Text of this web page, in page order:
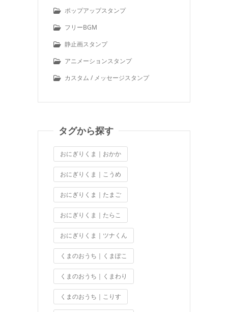
ポップアップスタンプ
フリーBGM
静止画スタンプ
アニメーションスタンプ
カスタム / メッセージスタンプ
タグから探す
おにぎりくま｜おかか
おにぎりくま｜こうめ
おにぎりくま｜たまご
おにぎりくま｜たらこ
おにぎりくま｜ツナくん
くまのおうち｜くまぽこ
くまのおうち｜くまわり
くまのおうち｜こりす